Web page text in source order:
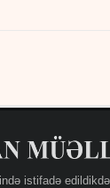
istifadə